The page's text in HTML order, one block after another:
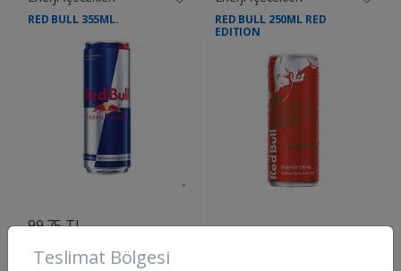
RED BULL 355ML.
99.75 TL
Adet
RED BULL 250ML RED
EDITION
Teslimat Bölgesi